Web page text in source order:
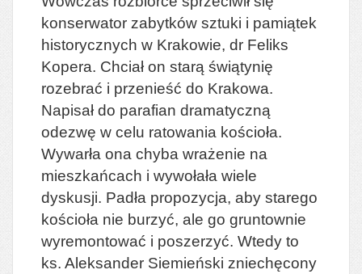
konserwator zabytków sztuki i pamiątek
historycznych w Krakowie, dr Feliks
Kopera. Chciał on starą świątynię
rozebrać i przenieść do Krakowa.
Napisał do parafian dramatyczną
odezwę w celu ratowania kościoła.
Wywarła ona chyba wrażenie na
mieszkańcach i wywołała wiele
dyskusji. Padła propozycja, aby starego
kościoła nie burzyć, ale go gruntownie
wyremontować i poszerzyć. Wtedy to
ks. Aleksander Siemieński zniechęcony